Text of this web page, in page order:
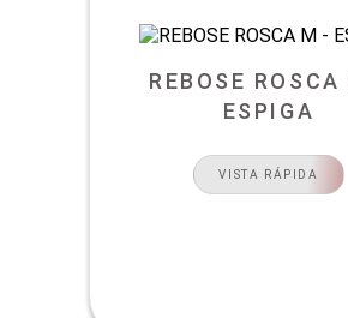
REBOSE ROSCA
ESPIGA
VISTA RÁPIDA